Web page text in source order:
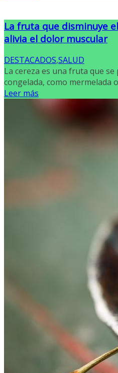
La fruta que disminuye
alivia el dolor muscular
DESTACADOS,SALUD
La cereza es una fruta que se
congelada, como mermelada
Leer más